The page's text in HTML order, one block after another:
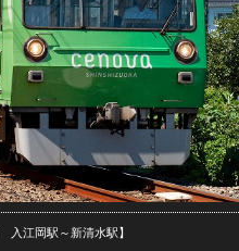
入江岡駅～新清水駅】